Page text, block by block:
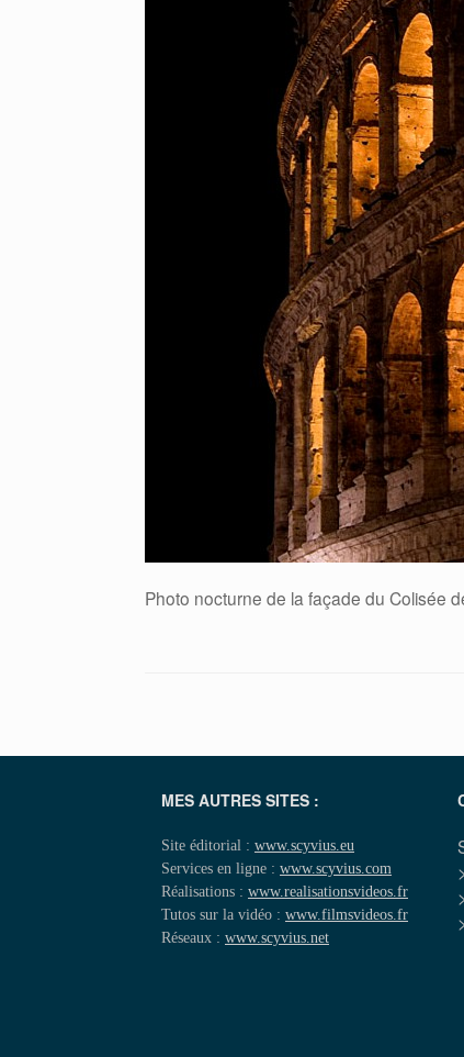
Photo nocturne de la façade du Colisée
MES AUTRES SITES :
Site éditorial : www.scyvius.eu
Services en ligne : www.scyvius.com
Réalisations : www.realisationsvideos.fr
Tutos sur la vidéo : www.filmsvideos.fr
Réseaux : www.scyvius.net
>
>
>